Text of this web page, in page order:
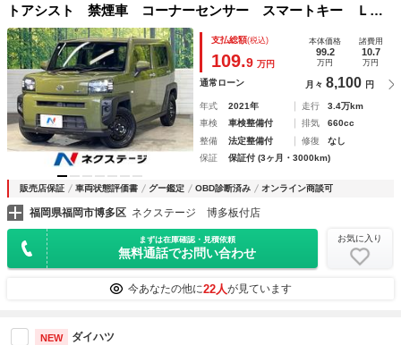
トアシスト 禁煙車 コーナーセンサー スマートキー ＬＥ
Ｄヘッド ＥＴＣ オートハイビーム オートライト オート
エアコン
支払総額(税込)
109.9 万円
本体価格
99.2
万円
諸費用
10.7
万円
通常ローン 月々 8,100 円
年式 2021年 走行
3.4万km
車検
車検整備付 排気
660cc
整備
法定整備付 修復
なし
保証
保証付 (3ヶ月・3000km)
販売店保証 車両状態評価書 グー鑑定 OBD診断済み オンライン商談可
福岡県福岡市博多区 ネクステージ 博多板付店
まずは在庫確認・見積依頼
無料通話でお問い合わせ
お気に入り
今あなたの他に22人が見ています
NEW ダイハツ